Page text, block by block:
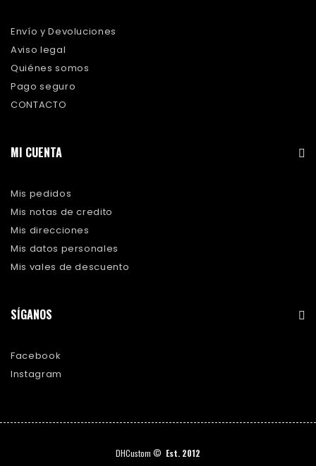
Envío y Devoluciones
Aviso legal
Quiénes somos
Pago seguro
CONTACTO
MI CUENTA
Mis pedidos
Mis notas de credito
Mis direcciones
Mis datos personales
Mis vales de descuento
SÍGANOS
Facebook
Instagram
DHCustom © Est. 2012